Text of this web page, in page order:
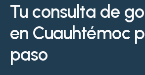
Tu consulta de
en Cuauhtémoc
paso